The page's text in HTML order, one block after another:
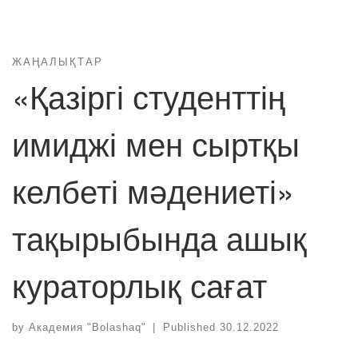
ЖАҢАЛЫҚТАР
«Қазіргі студенттің
имиджі мен сыртқы
келбеті мәдениеті»
тақырыбында ашық
кураторлық сағат
by Академия "Bolashaq" | Published 30.12.2022